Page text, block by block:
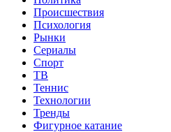
Происшествия
Психология
Рынки
Сериалы
Спорт
ТВ
Теннис
Технологии
Тренды
Фигурное катание